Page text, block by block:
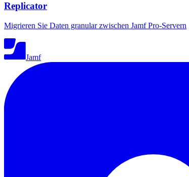
Replicator
Migrieren Sie Daten granular zwischen Jamf Pro-Servern
Jamf